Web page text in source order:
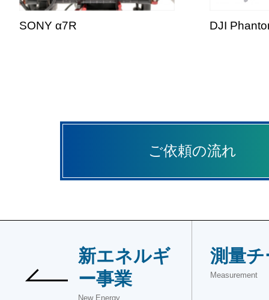
SONY α7R DJI
ご依頼の流れ
新エネルギ
ー事業
New Energy
測量
Measurement